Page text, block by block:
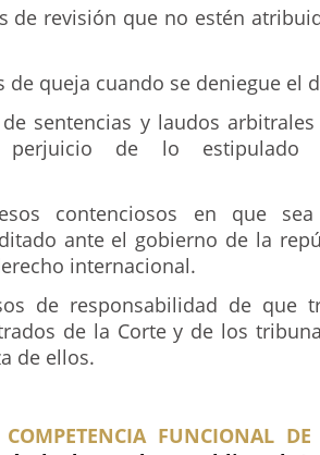
de revisión que no estén
de queja cuando se deniegue el
sentencias y laudos
perjuicio de lo
contenciosos en que
ante el gobierno de la
internacional.
de responsabilidad de que
de la Corte y de los
de ellos.
FUNCIONAL